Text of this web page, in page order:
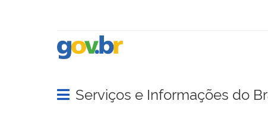
Abrir menu principal de navegação
Serviços e Informações do